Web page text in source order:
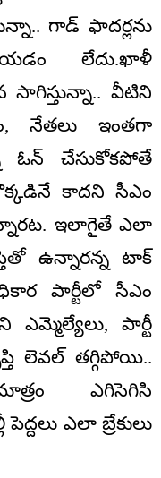
గాడ్ ఫాద‌ర్లను
లేదు.ఖాళీ
వీటిని
నేత‌లు ఇంతగా
ఓన్ చేసుకోకపోతే
కాదని సీఎం
ఇలాగైతే ఎలా
ఉన్నార‌న్న టాక్
పార్టీలో సీఎం
ఎమ్మెల్యేలు, పార్టీ
లెవ‌ల్ త‌గ్గిపోయి..
ఎగిసెగిసి
ఎలా బ్రేకులు